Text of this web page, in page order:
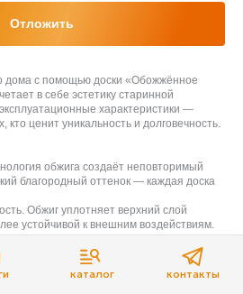
каталог контакты
Отложить
дома с помощью доски «Обожжённое
в себе эстетику старинной
характеристики —
ценит уникальность и долговечность.
обжига создаёт неповторимый
благородный оттенок — каждая доска
Обжиг уплотняет верхний слой
устойчивой к внешним воздействиям.
грибки и насекомых.
поверхность меньше впитывает воду,
и разбухания.